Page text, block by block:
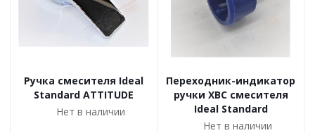
Ручка смесителя Ideal
Standard ATTITUDE
Нет в наличии
Переходник-индикатор
ручки ХВС смесителя
Ideal Standard
Нет в наличии